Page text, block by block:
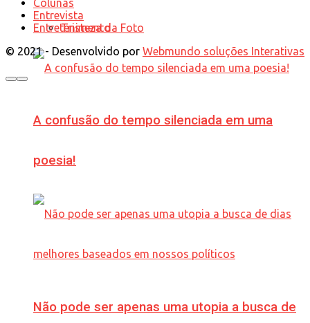
Tristeza da Foto
A confusão do tempo silenciada em uma
poesia!
Não pode ser apenas uma utopia a busca de
Colunas
Entrevista
Entretenimento
© 2021 - Desenvolvido por Webmundo soluções Interativas